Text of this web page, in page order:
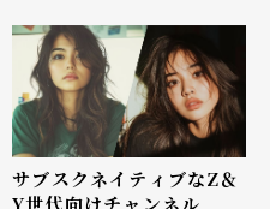
サブスクネイティブなZ＆
Y世代向けチャンネル